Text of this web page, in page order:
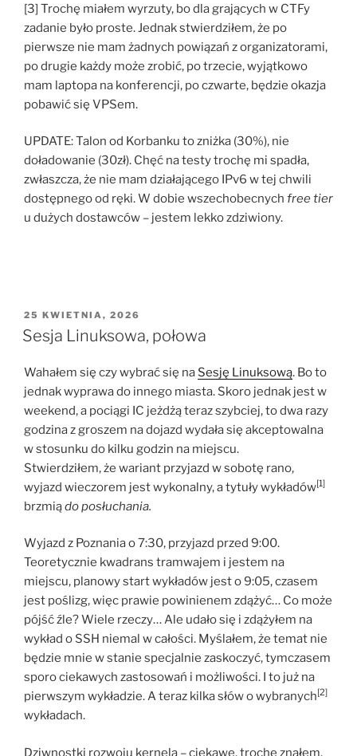
[3] Trochę miałem wyrzuty, bo dla grających w CTFy
zadanie było proste. Jednak stwierdziłem, że po
pierwsze nie mam żadnych powiązań z organizatorami,
po drugie każdy może zrobić, po trzecie, wyjątkowo
mam laptopa na konferencji, po czwarte, będzie okazja
pobawić się VPSem.
UPDATE: Talon od Korbanku to zniżka (30%), nie
doładowanie (30zł). Chęć na testy trochę mi spadła,
zwłaszcza, że nie mam działającego IPv6 w tej chwili
dostępnego od ręki. W dobie wszechobecnych free tier
u dużych dostawców – jestem lekko zdziwiony.
OPUBLIKOWANE
W
25 KWIETNIA, 2026
Sesja Linuksowa, połowa
Wahałem się czy wybrać się na Sesję Linuksową. Bo to
jednak wyprawa do innego miasta. Skoro jednak jest w
weekend, a pociągi IC jeżdżą teraz szybciej, to dwa razy
godzina z groszem na dojazd wydała się akceptowalna
w stosunku do kilku godzin na miejscu.
Stwierdziłem, że wariant przyjazd w sobotę rano,
wyjazd wieczorem jest wykonalny, a tytuły wykładów[1]
brzmiądo posłuchania.
Wyjazd z Poznania o 7:30, przyjazd przed 9:00.
Teoretycznie kwadrans tramwajem i jestem na
miejscu, planowy start wykładów jest o 9:05, czasem
jest poślizg, więc prawie powinienem zdążyć… Co może
pójść źle? Wiele rzeczy… Ale udało się i zdążyłem na
wykład o SSH niemal w całości. Myślałem, że temat nie
będzie mnie w stanie specjalnie zaskoczyć, tymczasem
sporo ciekawych zastosowań i możliwości. I to już na
pierwszym wykładzie. A teraz kilka słów o wybranych[2]
wykładach.
Dziwnostki rozwoju kernela – ciekawe, trochę znałem,